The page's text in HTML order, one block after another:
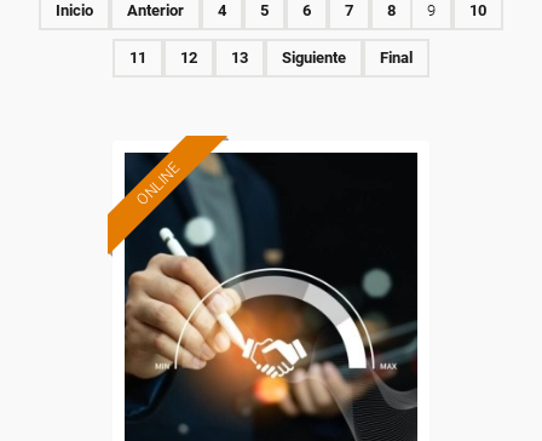
Inicio Anterior 4 5 6 7 8 9 10
11 12 13 Siguiente Final
ONLINE
Formación 100%
subvencionada.
Para desempleados,
trabajadores y autónomos.
Sector
-Grandes Almacenes.